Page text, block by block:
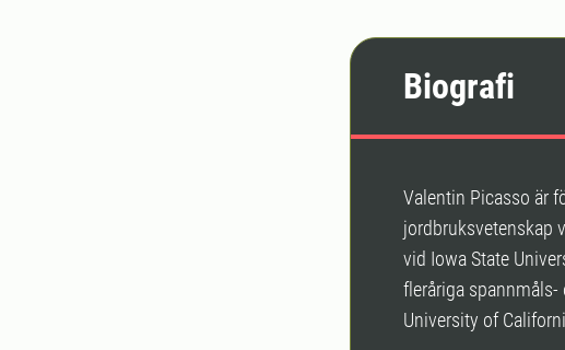
Biografi
Valentin Picasso är
jordbruksvetenskap
vid Iowa State
fleråriga
University of